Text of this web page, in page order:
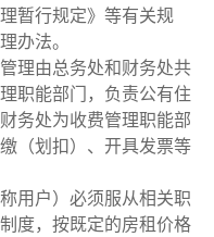
暂行规定》等有关规
办法。
理由总务处和财务处共
职能部门，负责公有住
务处为收费管理职能部
（划扣）、开具发票等
用户）必须服从相关职
度，按既定的房租价格